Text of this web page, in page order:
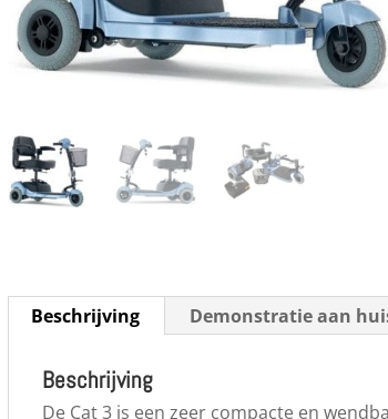
Beschrijving Demonstratie aan
Beschrijving
De Cat 3 is een zeer compacte en